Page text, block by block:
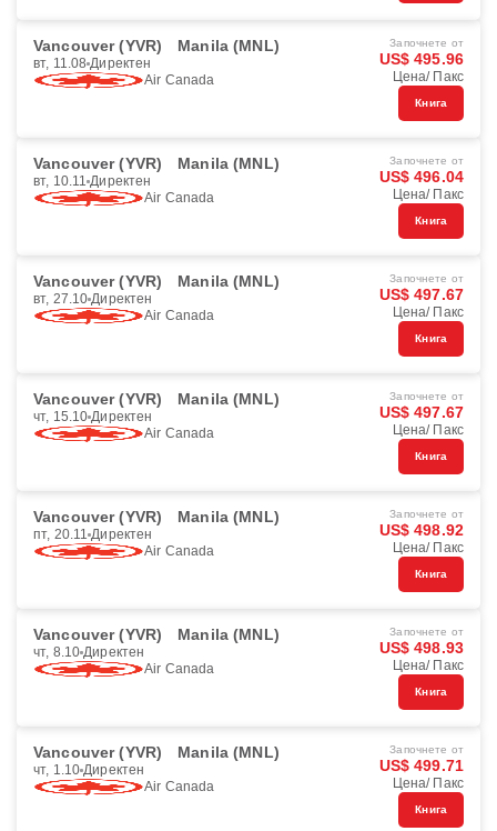
Vancouver (YVR) Manila (MNL)
вт, 11.08 Директен
Air Canada
Започнете от
US$ 495.96
Цена/ Пакс
Книга
Vancouver (YVR) Manila (MNL)
вт, 10.11 Директен
Air Canada
Започнете от
US$ 496.04
Цена/ Пакс
Книга
Vancouver (YVR) Manila (MNL)
вт, 27.10 Директен
Air Canada
Започнете от
US$ 497.67
Цена/ Пакс
Книга
Vancouver (YVR) Manila (MNL)
чт, 15.10 Директен
Air Canada
Започнете от
US$ 497.67
Цена/ Пакс
Книга
Vancouver (YVR) Manila (MNL)
пт, 20.11 Директен
Air Canada
Започнете от
US$ 498.92
Цена/ Пакс
Книга
Vancouver (YVR) Manila (MNL)
чт, 8.10 Директен
Air Canada
Започнете от
US$ 498.93
Цена/ Пакс
Книга
Vancouver (YVR) Manila (MNL)
чт, 1.10 Директен
Air Canada
Започнете от
US$ 499.71
Цена/ Пакс
Книга